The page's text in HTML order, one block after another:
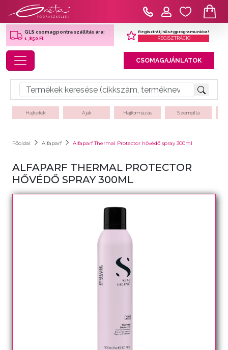
GLS csomagpontra szállítás ára:
1,850 Ft
Regisztrálj hűségprogramunkba!
REGISZTRÁCIÓ
Toggle navigation CSOMAGAJÁNLATOK
Hajkefék Ajak Hajformázás Szempilla
Főoldal Alfaparf Alfaparf Thermal Protector hővédő spray 300ml
ALFAPARF THERMAL PROTECTOR
HŐVÉDŐ SPRAY 300ML